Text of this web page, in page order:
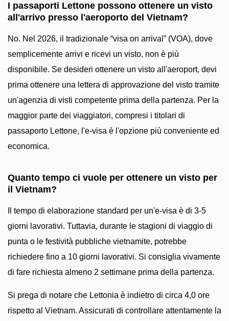
I passaporti Lettone possono ottenere un visto
all'arrivo presso l'aeroporto del Vietnam?
No. Nel 2026, il tradizionale “visa on arrival” (VOA), dove
semplicemente arrivi e ricevi un visto, non è più
disponibile. Se desideri ottenere un visto all'aeroport, devi
prima ottenere una lettera di approvazione del visto tramite
un'agenzia di visti competente prima della partenza. Per la
maggior parte dei viaggiatori, compresi i titolari di
passaporto Lettone, l'e-visa è l'opzione più conveniente ed
economica.
Quanto tempo ci vuole per ottenere un visto per
il Vietnam?
Il tempo di elaborazione standard per un'e-visa è di 3-5
giorni lavorativi. Tuttavia, durante le stagioni di viaggio di
punta o le festività pubbliche vietnamite, potrebbe
richiedere fino a 10 giorni lavorativi. Si consiglia vivamente
di fare richiesta almeno 2 settimane prima della partenza.
Si prega di notare che Lettonia è indietro di circa 4,0 ore
rispetto al Vietnam. Assicurati di controllare attentamente la